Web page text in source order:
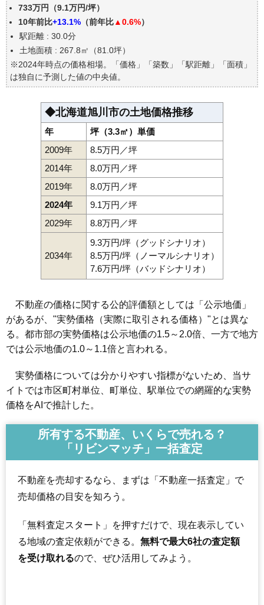
公示地価はいくら
エリアの将来性を人口予想から検討しよう
自分の年収でいくらの不動産が買える？
733万円（9.1万円/坪）
10年前比+13.1% （前年比▲0.6%）
駅距離 : 30.0分
土地面積 : 267.8㎡（81.0坪）
※2024年時点の価格相場。「価格」「築数」「駅距離」「面積」
は独自に予測した値の中央値。
◆北海道旭川市の土地価格推移
年
坪（3.3㎡）単価
2009年
8.5万円／坪
2014年
8.0万円／坪
2019年
8.0万円／坪
2024年
9.1万円／坪
2029年
8.8万円／坪
2034年
9.3万円/坪（グッドシナリオ）
8.5万円/坪（ノーマルシナリオ）
7.6万円/坪（バッドシナリオ）
不動産の価格に関する公的評価額としては「公示地価」
があるが、"実勢価格（実際に取引される価格）"とは異な
る。都市部の実勢価格は公示地価の1.5～2.0倍、一方で地方
では公示地価の1.0～1.1倍と言われる。
実勢価格については分かりやすい指標がないため、当サ
イトでは市区町村単位、町単位、駅単位での網羅的な実勢
価格をAIで推計した。
所有する不動産、いくらで売れる？
「リビンマッチ」一括査定
不動産を売却するなら、まずは「不動産一括査定」で
売却価格の目安を知ろう。
「無料査定スタート」を押すだけで、現在表示してい
る地域の査定依頼ができる。 無料で最大6社の査定額
を受け取れるので、ぜひ活用してみよう。